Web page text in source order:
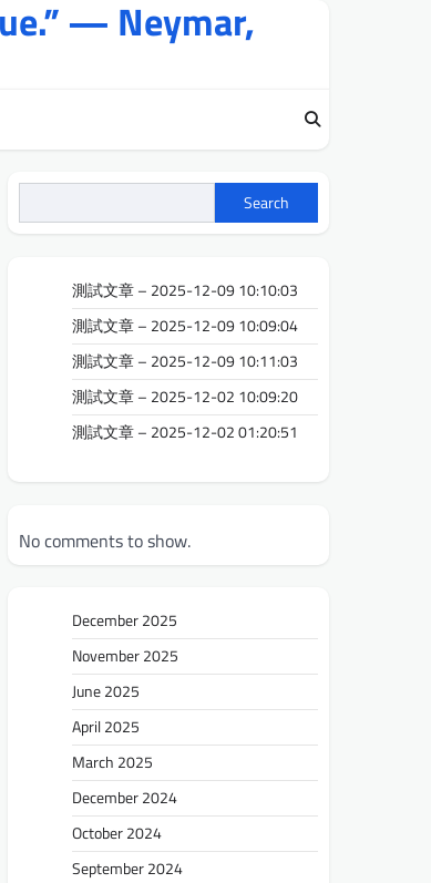
— Neymar,
Search
測試文章 – 2025-12-09 10:10:03
測試文章 – 2025-12-09 10:09:04
測試文章 – 2025-12-09 10:11:03
測試文章 – 2025-12-02 10:09:20
測試文章 – 2025-12-02 01:20:51
No comments to show.
December 2025
November 2025
June 2025
April 2025
March 2025
December 2024
October 2024
September 2024